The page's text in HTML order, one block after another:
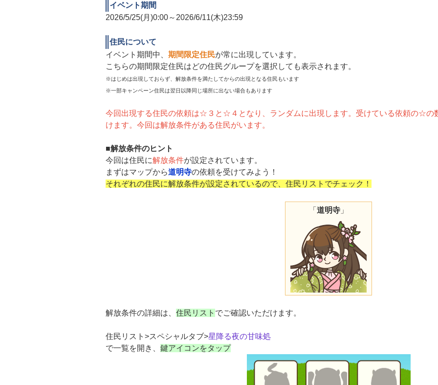
イベント期間
2026/5/25(月)0:00～2026/6/11(木)23:59
住民について
イベント期間中、 期間限定住民が常に出現しています。
こちらの期間限定住民はどの住民グループを選択しても表示されます。
※はじめは出現しておらず、解放条件を満たしてからの出現となる住民もいます
※一部キャンペーン住民は翌日以降同じ場所に出ない場合もあります
今回出現する住民の依頼は☆３と☆４となり、ランダムに出現します。受けている依頼の☆の
けます。 今回は解放条件がある住民がいます。
■解放条件のヒント
今回は住民に解放条件が設定されています。
まずはマップから道明寺の依頼を受けてみよう！
それぞれの住民に解放条件が設定されているので、住民リストでチェック！
「 道明寺 」
解放条件の詳細は、 住民リスト でご確認いただけます。
住民リスト>スペシャルタブ>星降る夜の甘味処
で一覧を開き、 鍵アイコンをタップ